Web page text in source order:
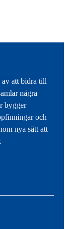
att bidra till
några
bygger
och
nya sätt att